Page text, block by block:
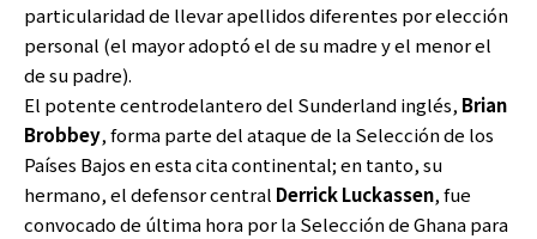
particularidad de llevar apellidos diferentes por elección
personal (el mayor adoptó el de su madre y el menor el
de su padre).
El potente centrodelantero del Sunderland inglés, Brian
Brobbey, forma parte del ataque de la Selección de los
Países Bajos en esta cita continental; en tanto, su
hermano, el defensor central Derrick Luckassen, fue
convocado de última hora por la Selección de Ghana para